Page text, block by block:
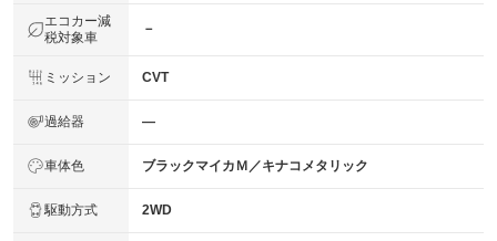
エコカー減
税対象車
－
ミッション CVT
過給器 ―
車体色 ブラックマイカＭ／キナコメタリック
駆動方式 2WD